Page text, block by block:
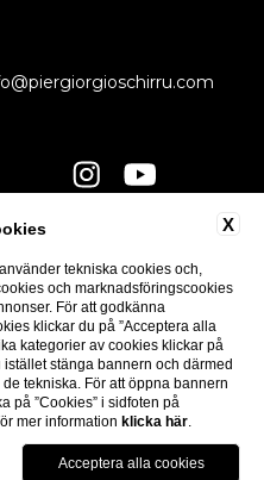
INTEGRITET
COOKIE
ACCESSIBILITY
X
tekniska cookies och,
och marknadsföringscookies
För att godkänna
klickar du på ”Acceptera alla
kategorier av cookies klickar på
istället stänga bannern och därmed
tekniska. För att öppna bannern
på ”Cookies” i sidfoten på
mer information klicka här.